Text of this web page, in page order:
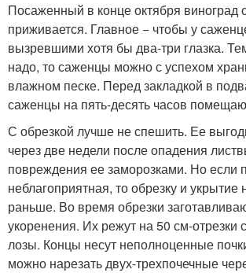
Посаженный в конце октября виноград
приживается. Главное − чтобы у
вызревшими хотя бы два-три глазка.
надо, то саженцы можно с успехом
влажном песке. Перед закладкой в
саженцы на пять-десять часов
С обрезкой лучше не спешить. Ее
через две недели после опадения
повреждения ее заморозками. Но если
неблагоприятная, то обрезку и укрытие
раньше. Во время обрезки
укоренения. Их режут на 50 см-отрезки
лозы. Концы несут неполноценные
можно нарезать двух-трехпочечные